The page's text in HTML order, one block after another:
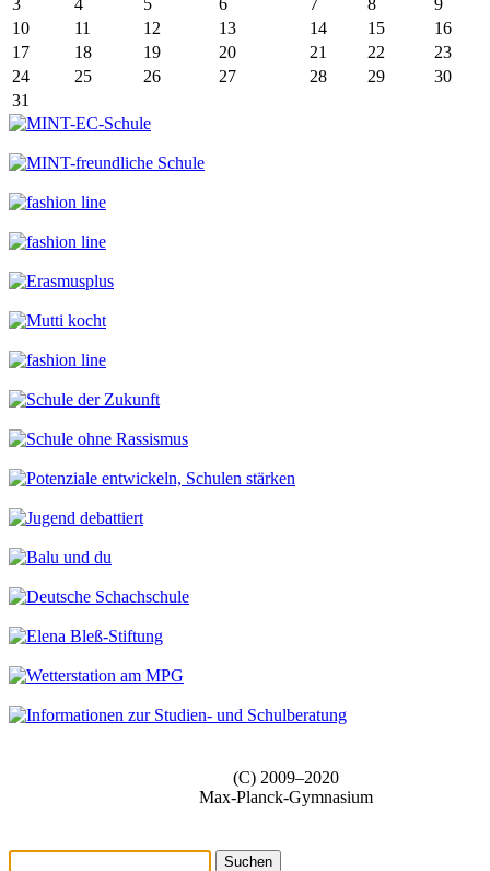
10
11 12 13 14 15
16
17
18 19 20 21 22
23
24
25 26 27 28 29
30
31
(C) 2009–2020
Max-Planck-Gymnasium
Suchen